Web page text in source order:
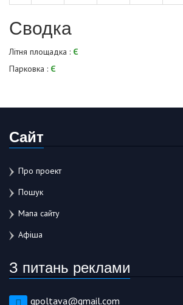
Сводка
Літня площадка : Є
Парковка : Є
Сайт
Про проект
Пошук
Мапа сайту
Афіша
З питань реклами
gpoltava@gmail.com